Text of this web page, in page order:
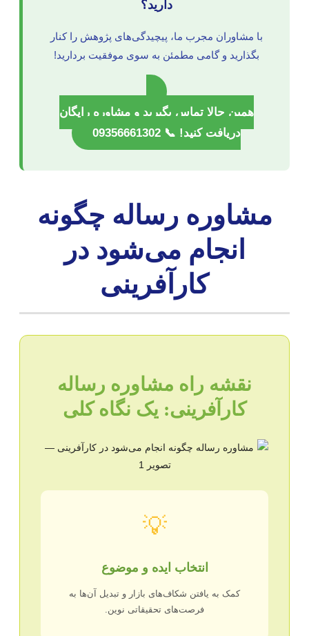
دارید؟
با مشاوران مجرب ما، پیچیدگی‌های پژوهش را کنار
بگذارید و گامی مطمئن به سوی موفقیت بردارید!
همین حالا تماس بگیرید و مشاوره رایگان
دریافت کنید! 📞 09356661302
مشاوره رساله چگونه
انجام می‌شود در
کارآفرینی
نقشه راه مشاوره رساله
کارآفرینی: یک نگاه کلی
💡
انتخاب ایده و موضوع
کمک به یافتن شکاف‌های بازار و تبدیل آن‌ها به
فرصت‌های تحقیقاتی نوین.